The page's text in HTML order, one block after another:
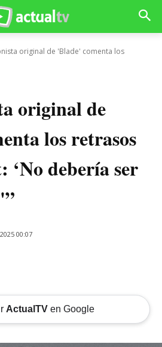
original de 'Blade' comenta los
original de
los retrasos
‘No debería ser
00:07
ActualTVen Google